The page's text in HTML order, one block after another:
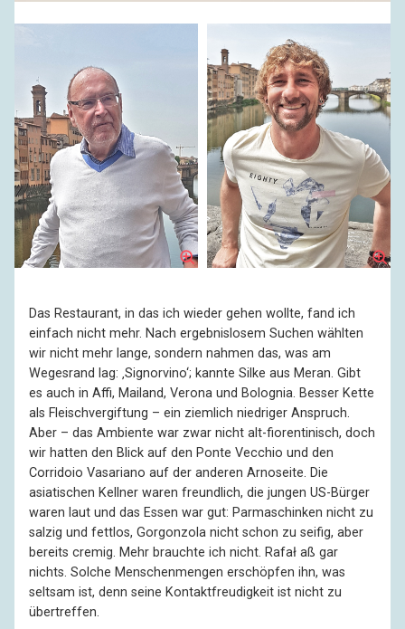
Das Restaurant, in das ich wieder gehen wollte, fand ich
einfach nicht mehr. Nach ergebnislosem Suchen wählten
wir nicht mehr lange, sondern nahmen das, was am
Wegesrand lag: ‚Signorvino‘; kannte Silke aus Meran. Gibt
es auch in Affi, Mailand, Verona und Bolognia. Besser Kette
als Fleischvergiftung – ein ziemlich niedriger Anspruch.
Aber – das Ambiente war zwar nicht alt-fiorentinisch, doch
wir hatten den Blick auf den Ponte Vecchio und den
Corridoio Vasariano auf der anderen Arnoseite. Die
asiatischen Kellner waren freundlich, die jungen US-Bürger
waren laut und das Essen war gut: Parmaschinken nicht zu
salzig und fettlos, Gorgonzola nicht schon zu seifig, aber
bereits cremig. Mehr brauchte ich nicht. Rafał aß gar
nichts. Solche Menschenmengen erschöpfen ihn, was
seltsam ist, denn seine Kontaktfreudigkeit ist nicht zu
übertreffen.